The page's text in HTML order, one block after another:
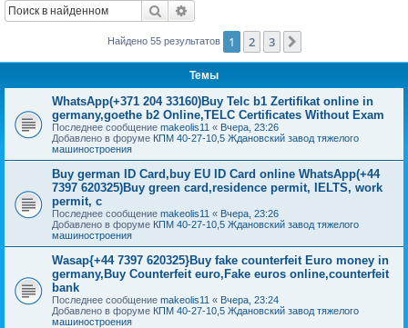
Поиск
Найдено 55 результатов 1 2 3
Темы
WhatsApp(+371 204 33160)Buy Telc b1 Zertifikat online in
germany,goethe b2 Online,TELC Certificates Without Exam
Последнее сообщение makeolis11 « Вчера, 23:26
Добавлено в форуме КПМ 40-27-10,5 Ждановский завод тяжелого
машиностроения
Buy german ID Card,buy EU ID Card online WhatsApp(+44
7397 620325)Buy green card,residence permit, IELTS, work
permit, c
Последнее сообщение makeolis11 « Вчера, 23:26
Добавлено в форуме КПМ 40-27-10,5 Ждановский завод тяжелого
машиностроения
Wasap{+44 7397 620325}Buy fake counterfeit Euro money in
germany,Buy Counterfeit euro,Fake euros online,counterfeit
bank
Последнее сообщение makeolis11 « Вчера, 23:24
Добавлено в форуме КПМ 40-27-10,5 Ждановский завод тяжелого
машиностроения